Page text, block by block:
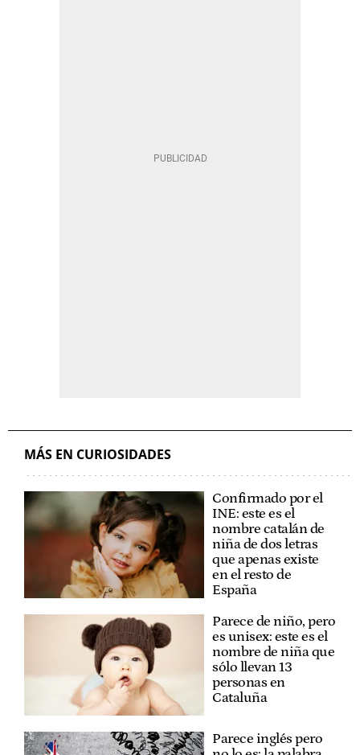
MÁS EN CURIOSIDADES
Confirmado por el
INE: este es el
nombre catalán de
niña de dos letras
que apenas existe
en el resto de
España
Parece de niño, pero
es unisex: este es el
nombre de niña que
sólo llevan 13
personas en
Cataluña
Parece inglés pero